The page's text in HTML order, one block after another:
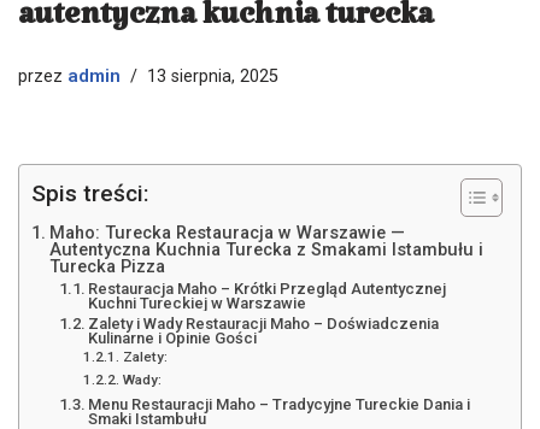
autentyczna kuchnia turecka
przez admin 13 sierpnia, 2025
Spis treści:
Maho: Turecka Restauracja w Warszawie —
Autentyczna Kuchnia Turecka z Smakami Istambułu i
Turecka Pizza
Restauracja Maho – Krótki Przegląd Autentycznej
Kuchni Tureckiej w Warszawie
Zalety i Wady Restauracji Maho – Doświadczenia
Kulinarne i Opinie Gości
Zalety:
Wady:
Menu Restauracji Maho – Tradycyjne Tureckie Dania i
Smaki Istambułu